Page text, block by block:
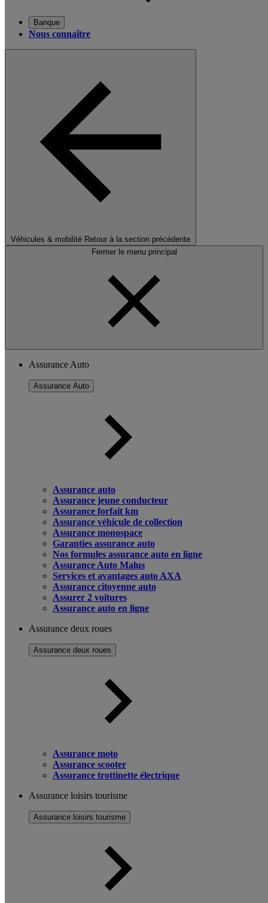
Banque
Nous connaître
Véhicules & mobilité Retour à la section précédente
Fermer le menu principal
Assurance Auto
Assurance Auto
Assurance auto
Assurance jeune conducteur
Assurance forfait km
Assurance véhicule de collection
Assurance monospace
Garanties assurance auto
Nos formules assurance auto en ligne
Assurance Auto Malus
Services et avantages auto AXA
Assurance citoyenne auto
Assurer 2 voitures
Assurance auto en ligne
Assurance deux roues
Assurance deux roues
Assurance moto
Assurance scooter
Assurance trottinette électrique
Assurance loisirs tourisme
Assurance loisirs tourisme